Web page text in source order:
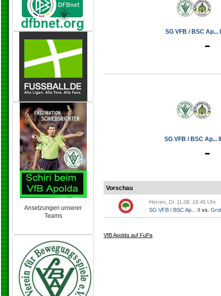
Ansetzungen unserer
Teams
SG VFB / BSC Ap...
-
SG VFB / BSC Ap...
-
Vorschau
Herren, Di. 11.08. 18:45 Uhr
SG VFB / BSC Ap... II vs.
VfB Apolda auf FuPa